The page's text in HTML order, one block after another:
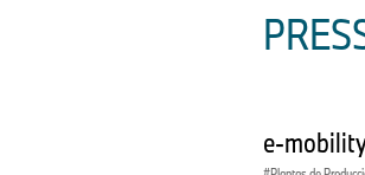
e-